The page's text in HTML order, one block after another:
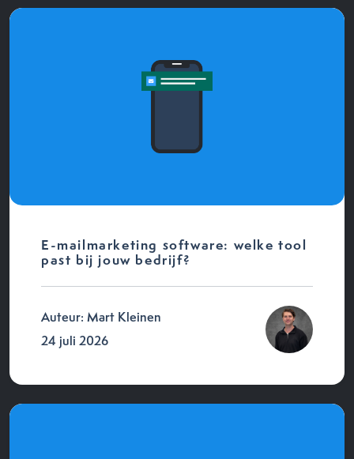
E-mailmarketing software: welke tool
past bij jouw bedrijf?
Auteur: Mart Kleinen
24 juli 2026